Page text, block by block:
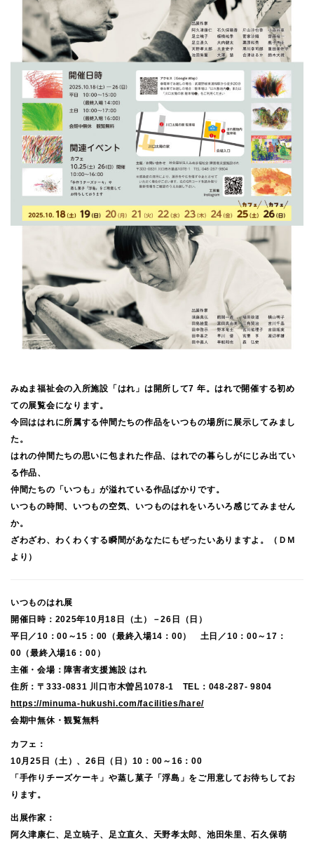
みぬま福祉会の入所施設「はれ」は開所して7 年。はれで開催する初め
ての展覧会になります。
今回ははれに所属する仲間たちの作品をいつもの場所に展示してみまし
た。
はれの仲間たちの思いに包まれた作品、はれでの暮らしがにじみ出てい
る作品、
仲間たちの「いつも」が溢れている作品ばかりです。
いつもの時間、いつもの空気、いつものはれをいろいろ感じてみません
か。
ざわざわ、わくわくする瞬間があなたにもぜったいありますよ。（ＤＭ
より）
いつものはれ展
開催日時：2025年10月18日（土）－26日（日）
平日／10：00～15：00（最終入場14：00） 土日／10：00～17：
00（最終入場16：00）
主催・会場：障害者支援施設 はれ
住所：〒333-0831 川口市木曽呂1078-1 TEL：048-287- 9804
https://minuma-hukushi.com/facilities/hare/
会期中無休・観覧無料
カフェ：
10月25日（土）、26日（日）10：00～16：00
「手作りチーズケーキ」や蒸し菓子「浮島」をご用意してお待ちしてお
ります。
出展作家：
阿久津康仁、足立暁子、足立直久、天野孝太郎、池田朱里、石久保萌